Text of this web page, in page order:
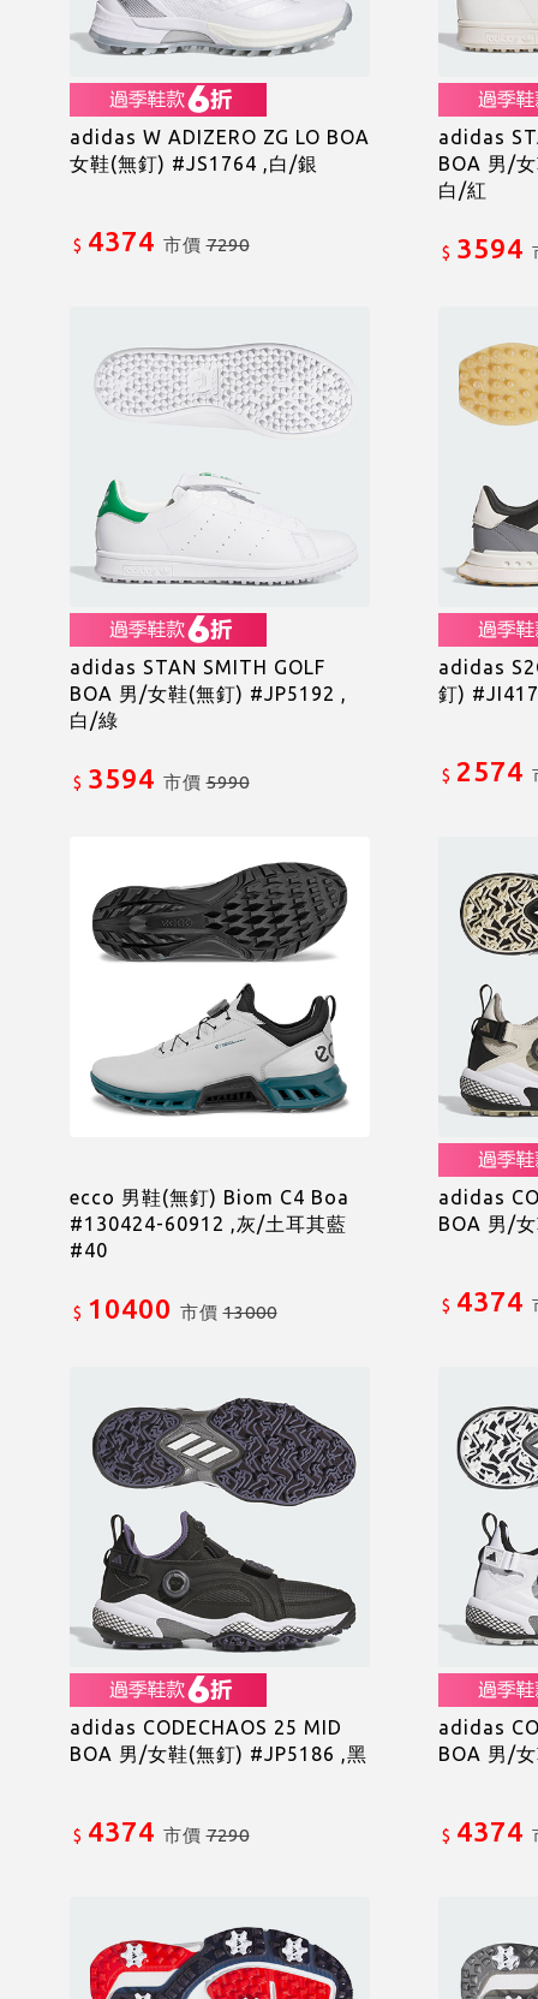
adidas W ADIZERO ZG LO BOA
女鞋(無釘) #JS1764 ,白/銀
$ 4374 市價7290
adidas
BOA 男/
白/紅
$ 3594
adidas STAN SMITH GOLF
BOA 男/女鞋(無釘) #JP5192 ,
白/綠
$ 3594 市價5990
adidas
釘)
$ 2574
ecco 男鞋(無釘) Biom C4 Boa
#130424-60912 ,灰/土耳其藍
#40
$ 10400 市價13000
adidas
BOA 男/
$ 4374
adidas CODECHAOS 25 MID
BOA 男/女鞋(無釘) #JP5186 ,黑
$ 4374 市價7290
adidas
BOA 男/
$ 4374